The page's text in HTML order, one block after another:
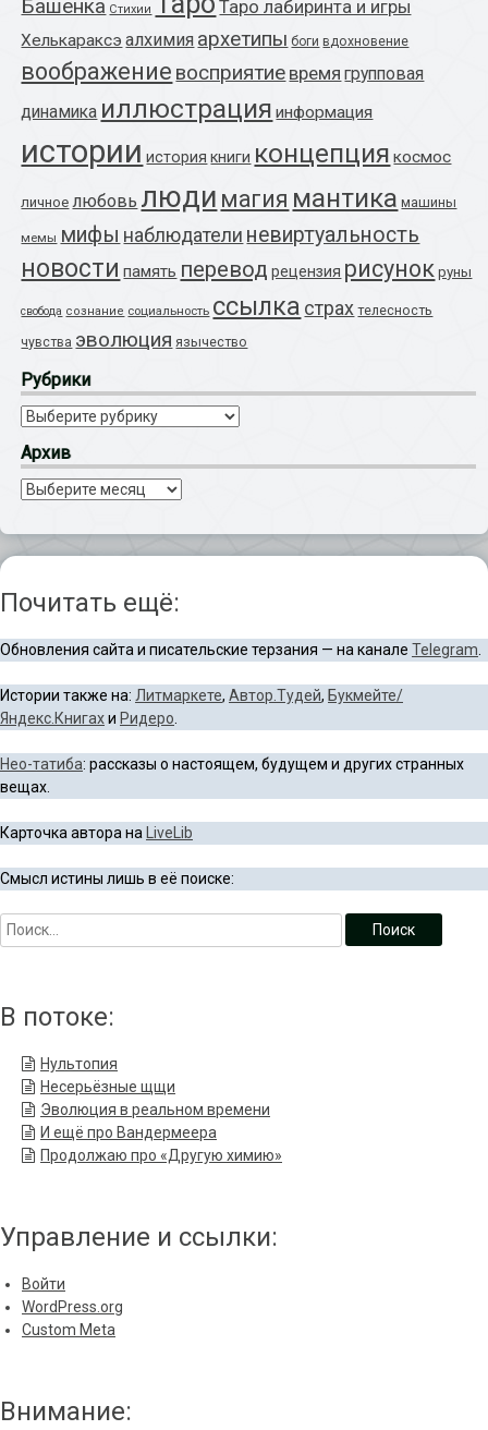
Башенка Стихии Таро лабиринта и игры
Хелькараксэ алхимия архетипы боги вдохновение
воображение восприятие время групповая
динамика иллюстрация информация
истории история книги концепция космос
личное любовь люди магия мантика машины
мемы мифы наблюдатели невиртуальность
новости память перевод рецензия рисунок руны
свобода сознание социальность ссылка страх телесность
чувства эволюция язычество
Рубрики
Рубрики
Архив
Архив
Почитать ещё:
Обновления сайта и писательские терзания — на канале Telegram
Истории также на: Литмаркете, Автор.Тудей, Букмейте/
Яндекс.Книгахи Ридеро
Нео-татиба: рассказы о настоящем, будущем и других странных
вещах.
Карточка автора на LiveLib
Смысл истины лишь в её поиске:
В потоке:
Нультопия
Несерьёзные щщи
Эволюция в реальном времени
И ещё про Вандермеера
Продолжаю про «Другую химию»
Управление и ссылки:
Войти
WordPress.org
Custom Meta
Внимание: